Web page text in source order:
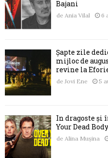
Bajani
de Ania Vilal 6
Șapte zile
mijloc de
revine la
de Jovi Ene 5
În dragoste și
Your Dead
de Alina Mușina